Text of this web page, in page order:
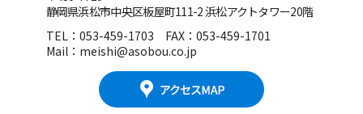
静岡県浜松市中央区板屋町111-2 浜松アクトタワー20階
TEL：053-459-1703 FAX：053-459-1701
Mail：meishi@asobou.co.jp